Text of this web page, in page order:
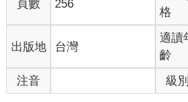
頁數 256
格
出版地 台灣
適讀
齡
注音 級別